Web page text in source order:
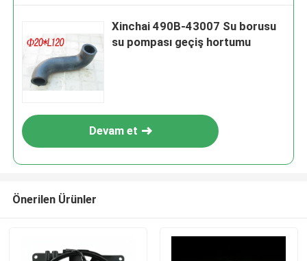
Xinchai 490B-43007 Su borusu
su pompası geçiş hortumu
Devam et
Önerilen Ürünler